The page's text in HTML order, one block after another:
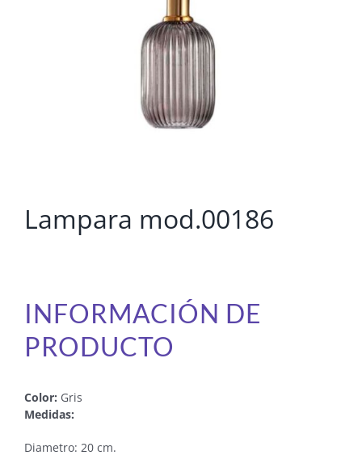
Lampara mod.00186
INFORMACIÓN DE
PRODUCTO
Color: Gris
Medidas:
Diametro: 20 cm.